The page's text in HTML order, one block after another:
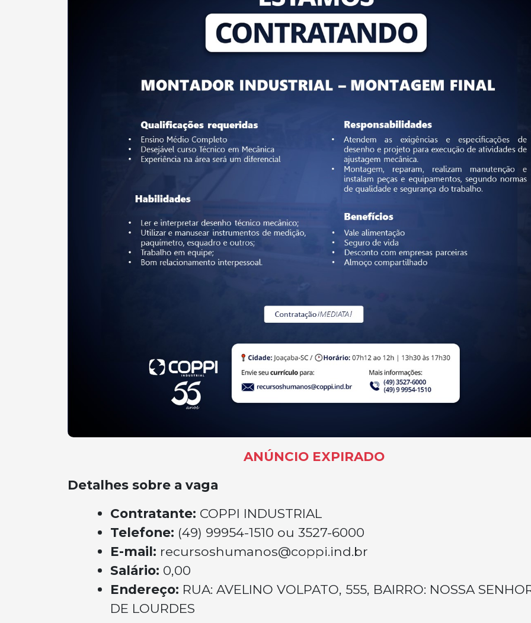
ANÚNCIO EXPIRADO
Detalhes sobre a vaga
Contratante: COPPI INDUSTRIAL
Telefone: (49) 99954-1510 ou 3527-6000
E-mail: recursoshumanos@coppi.ind.br
Salário: 0,00
Endereço: RUA: AVELINO VOLPATO, 555, BAIRRO: NOSSA
DE LOURDES